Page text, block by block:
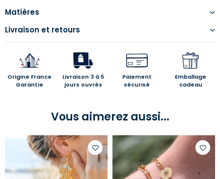
Matières
Livraison et retours
Origine France
Garantie
Livraison 3 à 5
jours ouvrés
Paiement
sécurisé
Emballage
cadeau
Vous aimerez aussi...
Ajouter
à
à